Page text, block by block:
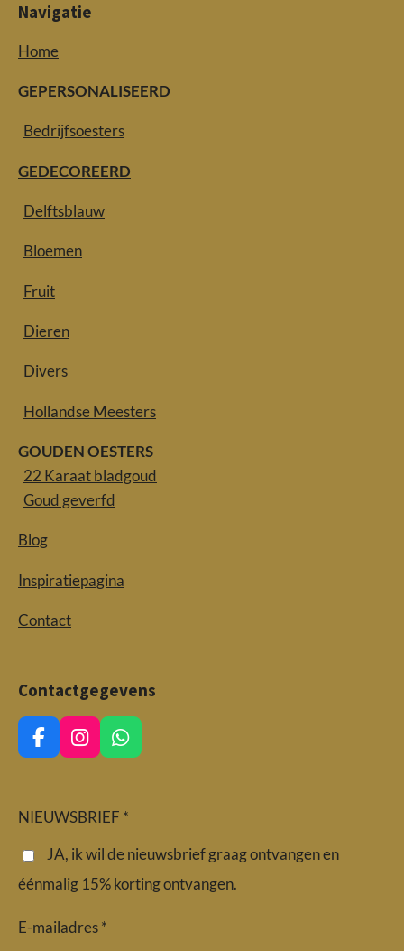
Navigatie
Home
GEPERSONALISEERD
Bedrijfsoesters
GEDECOREERD
Delftsblauw
Bloemen
Fruit
Dieren
Divers
Hollandse Meesters
GOUDEN OESTERS
22 Karaat bladgoud
Goud geverfd
Blog
Inspiratiepagina
Contact
Contactgegevens
F
a
b
I
n
a
r
m
W
h
s
p
NIEUWSBRIEF *
JA, ik wil de nieuwsbrief graag ontvangen en
éénmalig 15% korting ontvangen.
E-mailadres *